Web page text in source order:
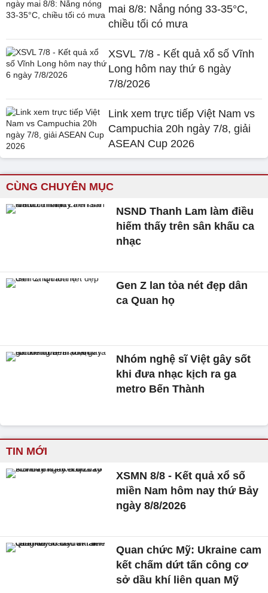
mai 8/8: Nắng nóng 33-35°C,
chiều tối có mưa
XSVL 7/8 - Kết quả xổ số Vĩnh
Long hôm nay thứ 6 ngày
7/8/2026
Link xem trực tiếp Việt Nam vs
Campuchia 20h ngày 7/8, giải
ASEAN Cup 2026
CÙNG CHUYÊN MỤC
NSND Thanh Lam làm điều
hiếm thấy trên sân khấu ca
nhạc
Gen Z lan tỏa nét đẹp dân
ca Quan họ
Nhóm nghệ sĩ Việt gây sốt
khi đưa nhạc kịch ra ga
metro Bến Thành
TIN MỚI
XSMN 8/8 - Kết quả xổ số
miền Nam hôm nay thứ Bảy
ngày 8/8/2026
Quan chức Mỹ: Ukraine cam
kết chấm dứt tấn công cơ
sở dầu khí liên quan Mỹ